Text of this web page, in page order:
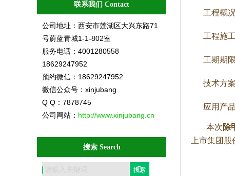
联系我们 Contact
公司地址：西安市莲湖区大兴东路71
号蔚蓝青城1-1-802室
服务电话：4001280558
18629247952
预约微信：18629247952
微信公众号：xinjubang
Q Q：7878745
公司网站： http://www.xinjubang.cn
搜索 Search
工程概况
工程施工
工期期限
技术方案
应用产品
本次除
上市集团股